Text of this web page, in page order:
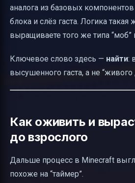
аналога из базовых
блока и слёз гаста. Логика
выращиваете того же типа
Ключевое слово здесь — найти:
высушенного гаста, а не “живого
Как оживить и
до взрослого
Дальше процесс в Minecraft
похоже на “таймер”.